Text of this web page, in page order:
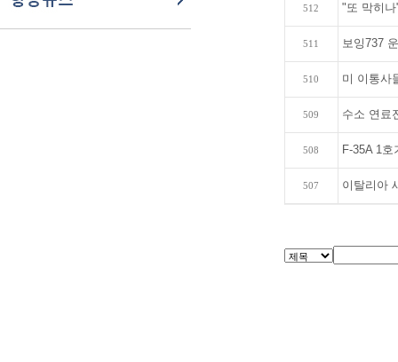
512 "또 막히
511 보잉737
510 미 이통사
509 수소 연료
508 F-35A 1
507 이탈리아